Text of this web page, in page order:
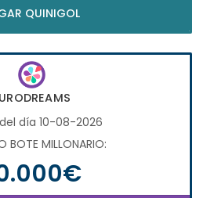
QUINIGOL
día 10-08-2026
BOTE MILLONARIO: